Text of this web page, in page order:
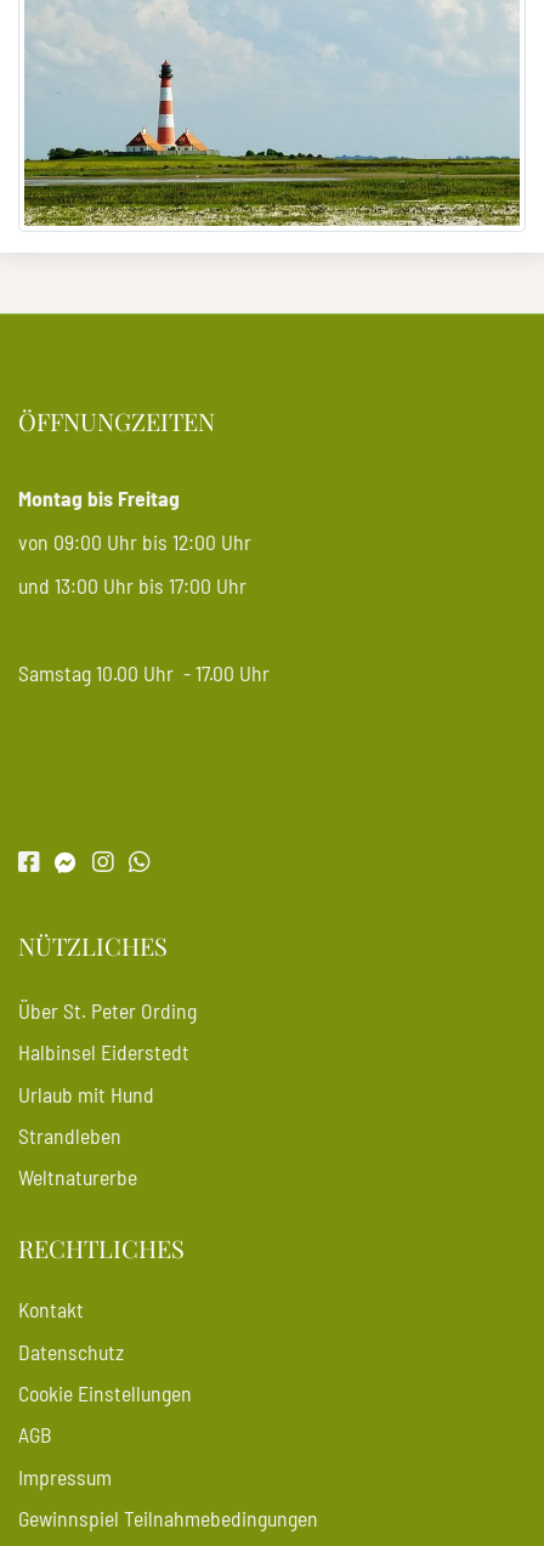
ÖFFNUNGZEITEN
Montag bis Freitag
von 09:00 Uhr bis 12:00 Uhr
und 13:00 Uhr bis 17:00 Uhr
Samstag 10.00 Uhr - 17.00 Uhr
NÜTZLICHES
Über St. Peter Ording
Halbinsel Eiderstedt
Urlaub mit Hund
Strandleben
Weltnaturerbe
RECHTLICHES
Kontakt
Datenschutz
Cookie Einstellungen
AGB
Impressum
Gewinnspiel Teilnahmebedingungen